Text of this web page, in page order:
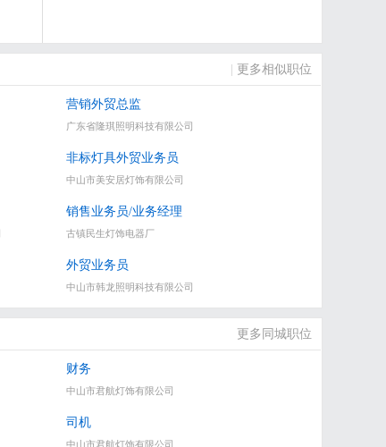
| 更多相似职位
营销外贸总监
广东省隆琪照明科技有限公司
非标灯具外贸业务员
中山市美安居灯饰有限公司
销售业务员/业务经理
古镇民生灯饰电器厂
外贸业务员
中山市韩龙照明科技有限公司
更多同城职位
财务
中山市君航灯饰有限公司
司机
中山市君航灯饰有限公司